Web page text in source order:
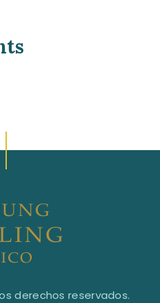
derechos reservados.